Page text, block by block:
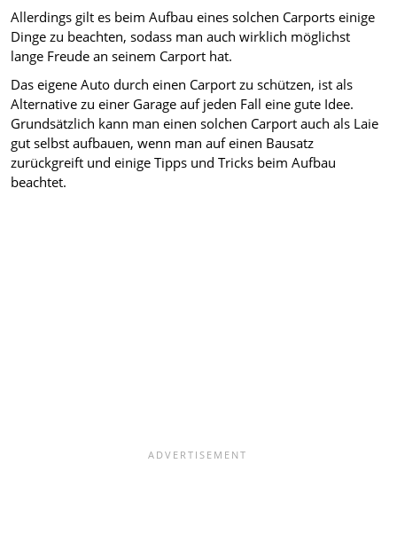
Allerdings gilt es beim Aufbau eines solchen Carports einige
Dinge zu beachten, sodass man auch wirklich möglichst
lange Freude an seinem Carport hat.
Das eigene Auto durch einen Carport zu schützen, ist als
Alternative zu einer Garage auf jeden Fall eine gute Idee.
Grundsätzlich kann man einen solchen Carport auch als Laie
gut selbst aufbauen, wenn man auf einen Bausatz
zurückgreift und einige Tipps und Tricks beim Aufbau
beachtet.